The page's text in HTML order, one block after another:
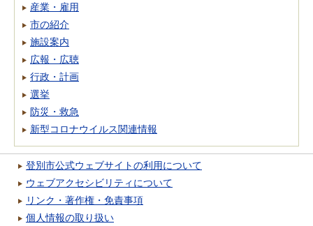
産業・雇用
市の紹介
施設案内
広報・広聴
行政・計画
選挙
防災・救急
新型コロナウイルス関連情報
登別市公式ウェブサイトの利用について
ウェブアクセシビリティについて
リンク・著作権・免責事項
個人情報の取り扱い